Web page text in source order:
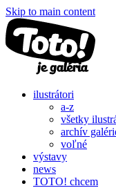
Skip to main content
ilustrátori
a-z
všetky
archív
voľné
výstavy
news
TOTO! chcem